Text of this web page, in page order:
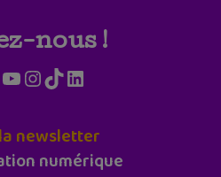
nous !
YouTube
Instagram
TikTokLinkedIn
la newsletter
numérique